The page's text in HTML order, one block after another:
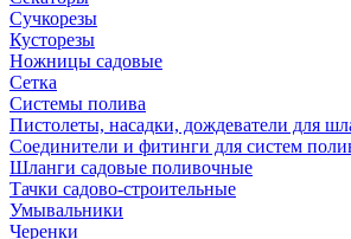
Сучкорезы
Кусторезы
Ножницы садовые
Сетка
Системы полива
Пистолеты, насадки, дождеватели для
Соединители и фитинги для систем
Шланги садовые поливочные
Тачки садово-строительные
Умывальники
Черенки